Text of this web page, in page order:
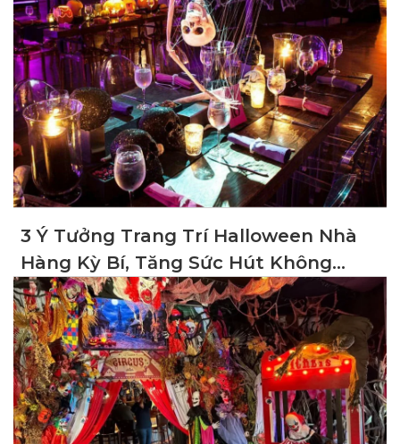
3 Ý Tưởng Trang Trí Halloween Nhà
Hàng Kỳ Bí, Tăng Sức Hút Không
Gian